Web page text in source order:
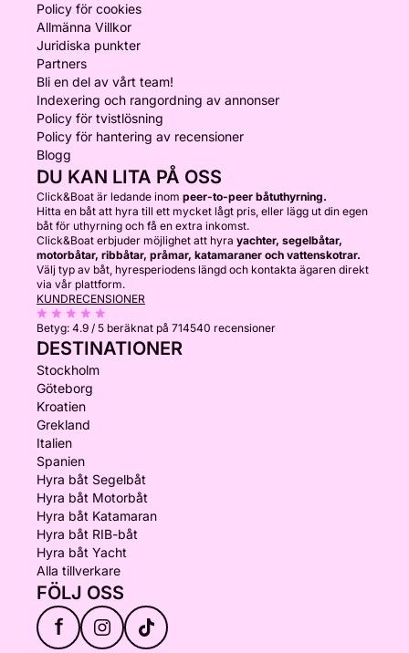
Policy för cookies
Allmänna Villkor
Juridiska punkter
Partners
Bli en del av vårt team!
Indexering och rangordning av annonser
Policy för tvistlösning
Policy för hantering av recensioner
Blogg
DU KAN LITA PÅ OSS
Click&Boat är ledande inom peer-to-peer båtuthyrning.
Hitta en båt att hyra till ett mycket lågt pris, eller lägg ut din egen
båt för uthyrning och få en extra inkomst.
Click&Boat erbjuder möjlighet att hyra yachter, segelbåtar,
motorbåtar, ribbåtar, pråmar, katamaraner och vattenskotrar.
Välj typ av båt, hyresperiodens längd och kontakta ägaren direkt
via vår plattform.
KUNDRECENSIONER
Betyg: 4.9 / 5 beräknat på 714540 recensioner
DESTINATIONER
Stockholm
Göteborg
Kroatien
Grekland
Italien
Spanien
Hyra båt Segelbåt
Hyra båt Motorbåt
Hyra båt Katamaran
Hyra båt RIB-båt
Hyra båt Yacht
Alla tillverkare
FÖLJ OSS
f